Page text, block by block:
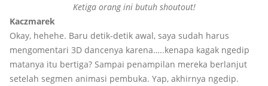
Ketiga orang ini butuh shoutout!
Kaczmarek
Okay, hehehe. Baru detik-detik awal, saya sudah harus
mengomentari 3D dancenya karena…..kenapa kagak ngedip
matanya itu bertiga? Sampai penampilan mereka berlanjut
setelah segmen animasi pembuka. Yap, akhirnya ngedip.